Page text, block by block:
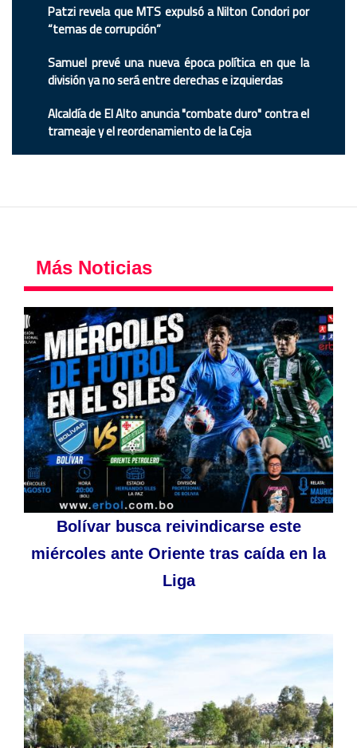
Patzi revela que MTS expulsó a Nilton Condori por
“temas de corrupción”
Samuel prevé una nueva época política en que la
división ya no será entre derechas e izquierdas
Alcaldía de El Alto anuncia "combate duro" contra el
trameaje y el reordenamiento de la Ceja
Más Noticias
Bolívar busca reivindicarse este
miércoles ante Oriente tras caída en la
Liga